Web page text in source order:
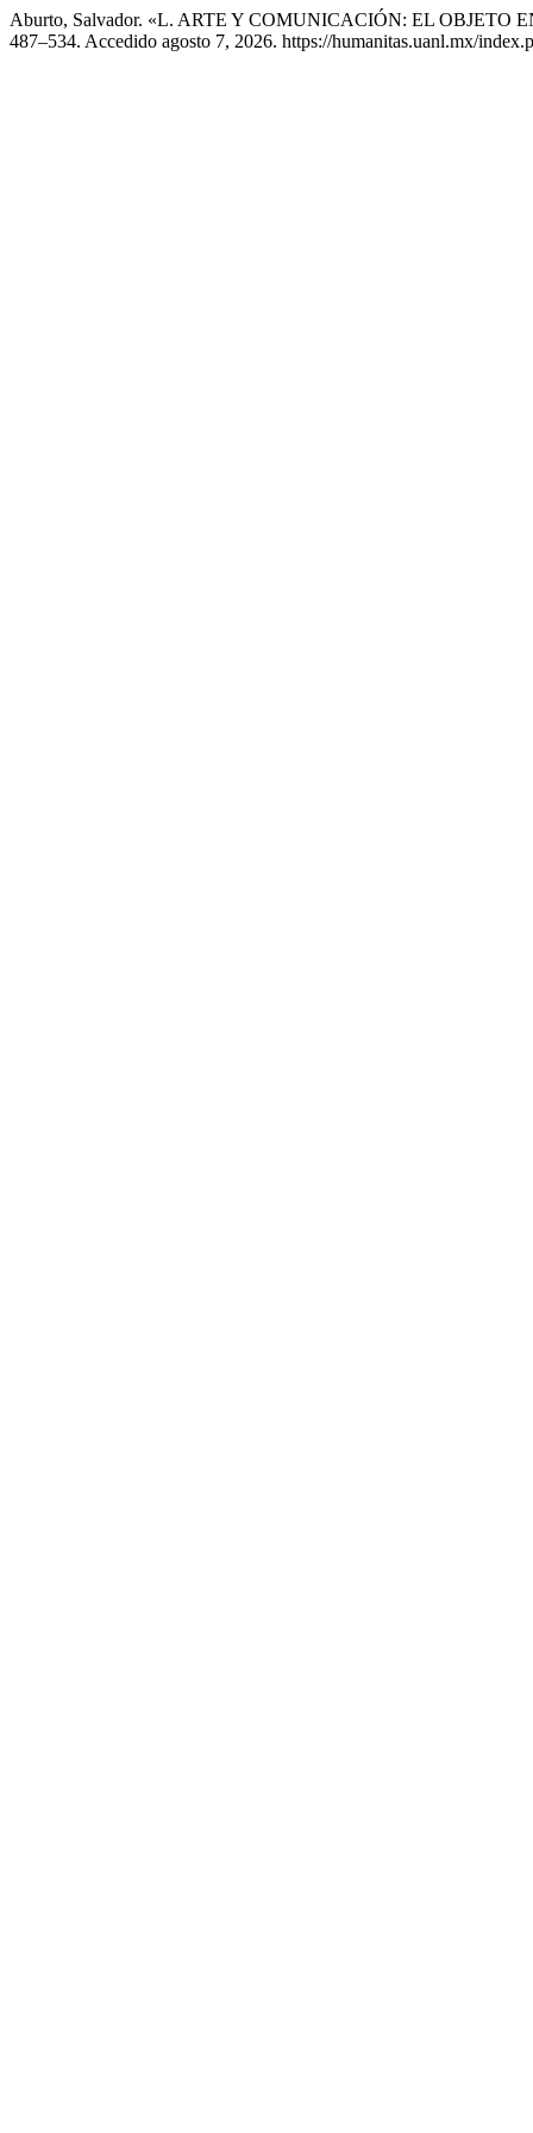
Aburto, Salvador. «L. ARTE Y COMUNICACIÓN: EL OBJETO
487–534. Accedido agosto 7, 2026. https://humanitas.uanl.mx/